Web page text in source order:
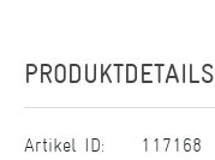
PRODUKTDETAILS
Artikel ID:
117168